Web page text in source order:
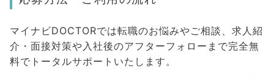
マイナビDOCTORでは転職のお悩みやご相談、求人紹
介・面接対策や入社後のアフターフォローまで完全無
料でトータルサポートいたします。